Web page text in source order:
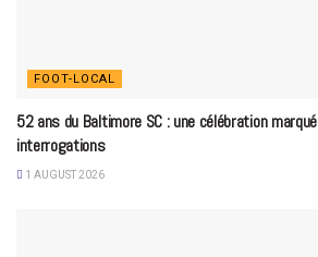
FOOT-LOCAL
52 ans du Baltimore SC : une célébration
interrogations
1 AUGUST 2026